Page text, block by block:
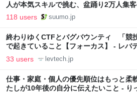
人が本気スキルで挑む、盆踊り2万人集
向上”戦略 東京・中央区
118 users suumo.jp
終わりゆくCTFとバグバウンティ 「競
で起きていること【フォーカス】 - レバ
33 users levtech.jp
仕事・家庭・個人の優先順位はもっと柔
たしが10年後の自分に伝えたいこと - り